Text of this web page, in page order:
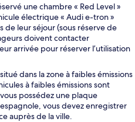
une chambre « Red Level »
électrique « Audi e-tron »
de leur séjour (sous réserve de
doivent contacter
arrivée pour réserver l’utilisation
dans la zone à faibles émissions
à faibles émissions sont
possédez une plaque
vous devez enregistrer
auprès de la ville.